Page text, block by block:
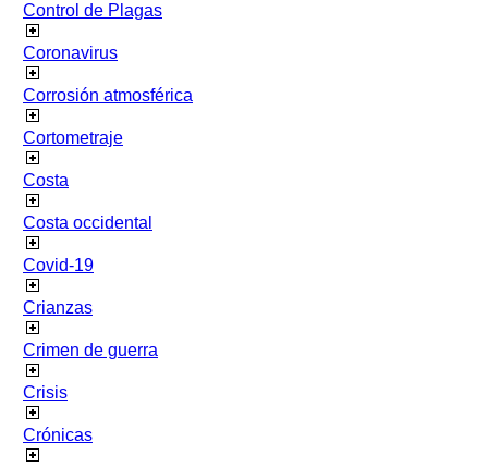
Control de Plagas
Coronavirus
Corrosión atmosférica
Cortometraje
Costa
Costa occidental
Covid-19
Crianzas
Crimen de guerra
Crisis
Crónicas